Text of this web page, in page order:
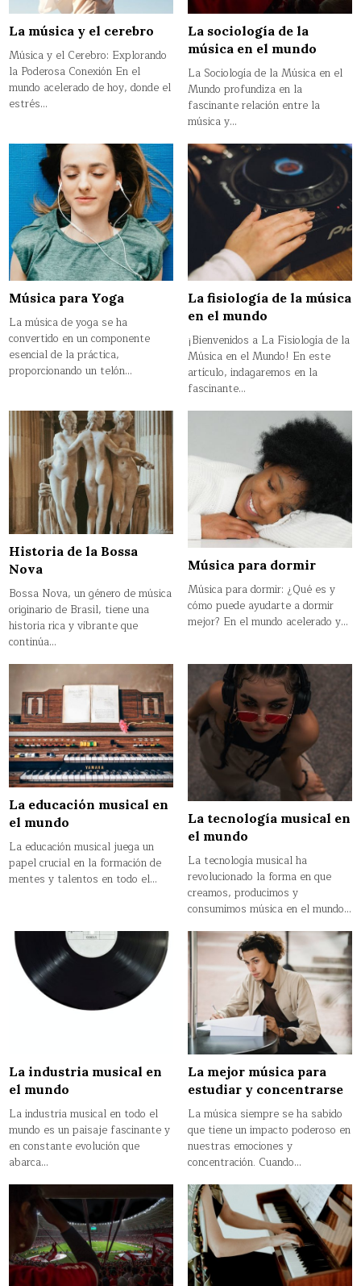
La música y el cerebro
Música y el Cerebro: Explorando
la Poderosa Conexión En el
mundo acelerado de hoy, donde el
estrés…
La sociología de la
música en el mundo
La Sociología de la Música en el
Mundo profundiza en la
fascinante relación entre la
música y…
Música para Yoga
La música de yoga se ha
convertido en un componente
esencial de la práctica,
proporcionando un telón…
La fisiología de la música
en el mundo
¡Bienvenidos a La Fisiología de la
Música en el Mundo! En este
artículo, indagaremos en la
fascinante…
Historia de la Bossa
Nova
Bossa Nova, un género de música
originario de Brasil, tiene una
historia rica y vibrante que
continúa…
Música para dormir
Música para dormir: ¿Qué es y
cómo puede ayudarte a dormir
mejor? En el mundo acelerado y…
La educación musical en
el mundo
La educación musical juega un
papel crucial en la formación de
mentes y talentos en todo el…
La tecnología musical en
el mundo
La tecnología musical ha
revolucionado la forma en que
creamos, producimos y
consumimos música en el mundo…
La industria musical en
el mundo
La industria musical en todo el
mundo es un paisaje fascinante y
en constante evolución que
abarca…
La mejor música para
estudiar y concentrarse
La música siempre se ha sabido
que tiene un impacto poderoso en
nuestras emociones y
concentración. Cuando…